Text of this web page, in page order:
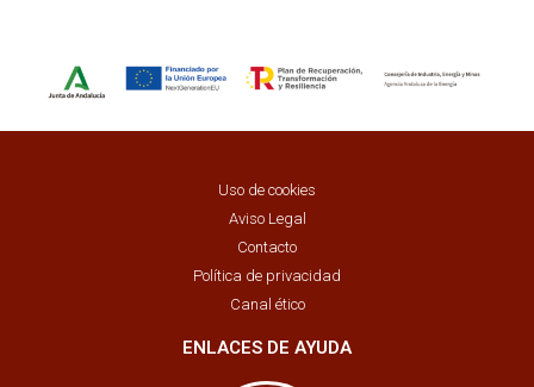
Uso de cookies
Aviso Legal
Contacto
Política de privacidad
Canal ético
ENLACES DE AYUDA